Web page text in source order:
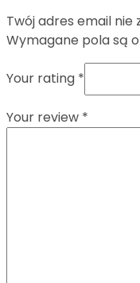
Twój adres email nie
Wymagane pola są
Your rating *
Your review *